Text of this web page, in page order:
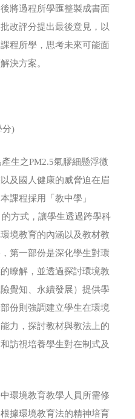
將過程所學匯整製成書面
改評分提出最後意見，以
程所學，思考未來可能面
決方案。
分)
之PM2.5氣膠細懸浮微
及國人健康的威脅迫在眉
課程採用「教中學」
的方式，讓學生透過跨學科
境教育的內涵以及教材教
第一部份是深化學生對環
瞭解，並透過探討環境教
覺知、永續發展）提供學
份則強調建立學生在環境
力，探討教材與教法上的
訪視培養學生對在制式及
境教育教學人員所需修
據環境教育法的精神培育